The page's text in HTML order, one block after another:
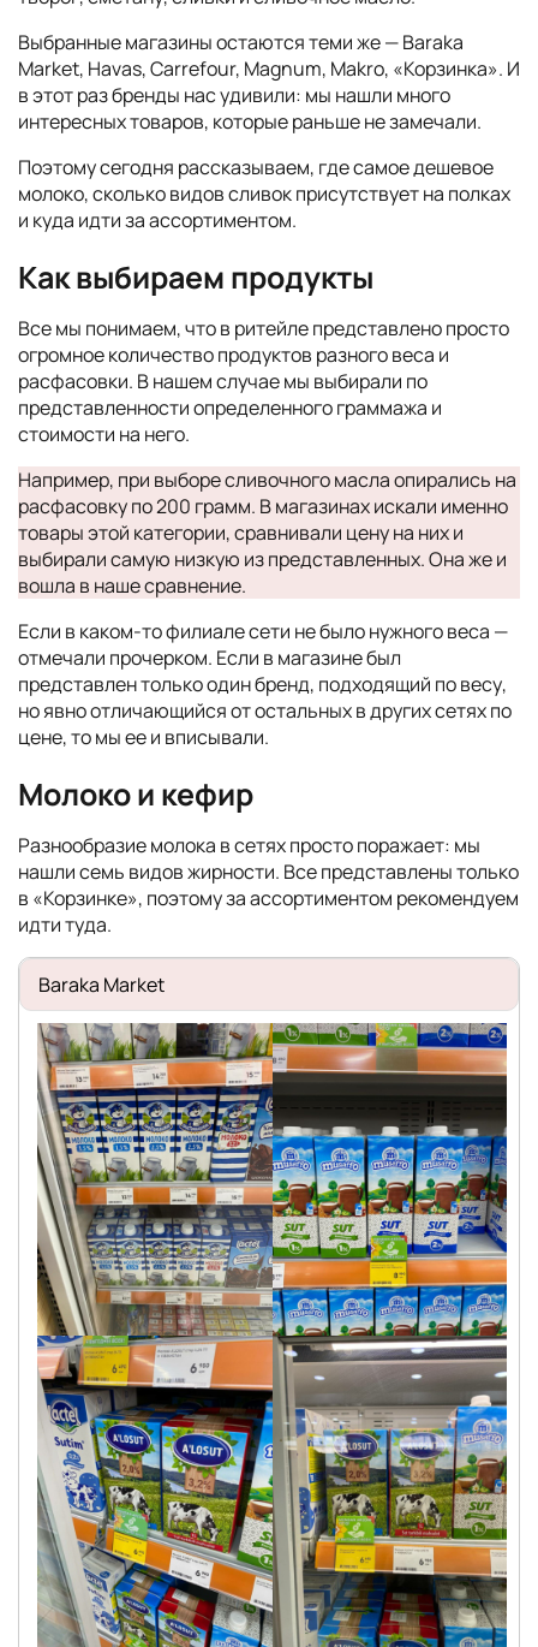
Выбранные магазины остаются теми же — Baraka
Market, Havas, Carrefour, Magnum, Makro, «Корзинка». И
в этот раз бренды нас удивили: мы нашли много
интересных товаров, которые раньше не замечали.
Поэтому сегодня рассказываем, где самое дешевое
молоко, сколько видов сливок присутствует на полках
и куда идти за ассортиментом.
Как выбираем продукты
Все мы понимаем, что в ритейле представлено просто
огромное количество продуктов разного веса и
расфасовки. В нашем случае мы выбирали по
представленности определенного граммажа и
стоимости на него.
Например, при выборе сливочного масла опирались на
расфасовку по 200 грамм. В магазинах искали именно
товары этой категории, сравнивали цену на них и
выбирали самую низкую из представленных. Она же и
вошла в наше сравнение.
Если в каком-то филиале сети не было нужного веса —
отмечали прочерком. Если в магазине был
представлен только один бренд, подходящий по весу,
но явно отличающийся от остальных в других сетях по
цене, то мы ее и вписывали.
Молоко и кефир
Разнообразие молока в сетях просто поражает: мы
нашли семь видов жирности. Все представлены только
в «Корзинке», поэтому за ассортиментом рекомендуем
идти туда.
Baraka Market